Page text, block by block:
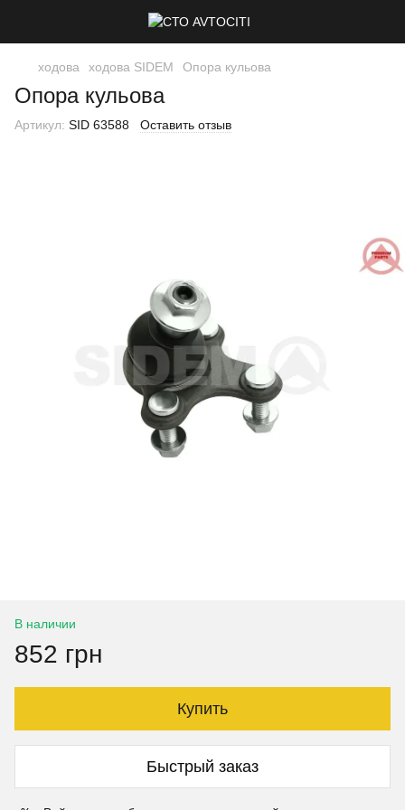
ходова ходова SIDEM Опора кульова
Опора кульова
Артикул: SID 63588 Оставить отзыв
В наличии
852 грн
Купить
Быстрый заказ